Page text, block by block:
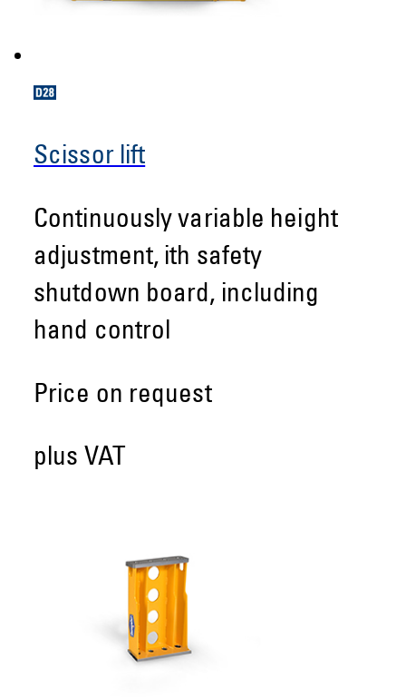
Scissor lift
Continuously variable height
adjustment, ith safety
shutdown board, including
hand control
Price on request
plus VAT